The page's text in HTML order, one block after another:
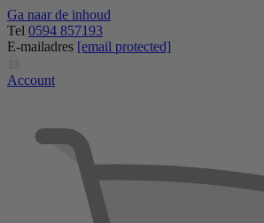
Ga naar de inhoud
Tel 0594 857193
E-mailadres [email protected]
Account